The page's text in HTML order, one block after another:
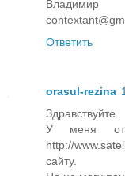
Владимир
Ответить
orasul-rezina
Здравствуйте.
У меня
http://
сайту.